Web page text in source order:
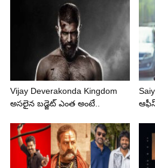
Vijay Deverakonda Kingdom
అసలైన బడ్జెట్ ఎంత అంటే..